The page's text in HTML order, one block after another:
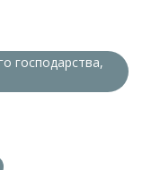
господарства,